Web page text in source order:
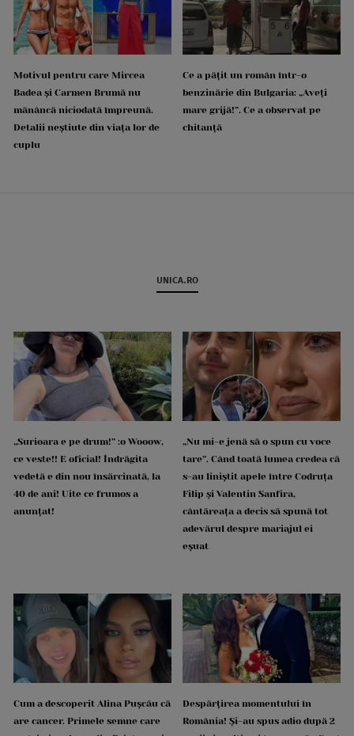
Motivul pentru care Mircea
Badea și Carmen Brumă nu
mănâncă niciodată împreună.
Detalii neștiute din viața lor de
cuplu
Ce a pățit un român într-o
benzinărie din Bulgaria: „Aveți
mare grijă!”. Ce a observat pe
chitanță
UNICA.RO
„Surioara e pe drum!” :o Wooow,
ce veste!! E oficial! Îndrăgita
vedetă e din nou însărcinată, la
40 de ani! Uite ce frumos a
anunțat!
„Nu mi-e jenă să o spun cu voce
tare”. Când toată lumea credea că
s-au liniștit apele între Codruța
Filip și Valentin Sanfira,
cântăreața a decis să spună tot
adevărul despre mariajul ei
eșuat
Cum a descoperit Alina Pușcău că
are cancer. Primele semne care
Despărțirea momentului în
România! Și-au spus adio după 2